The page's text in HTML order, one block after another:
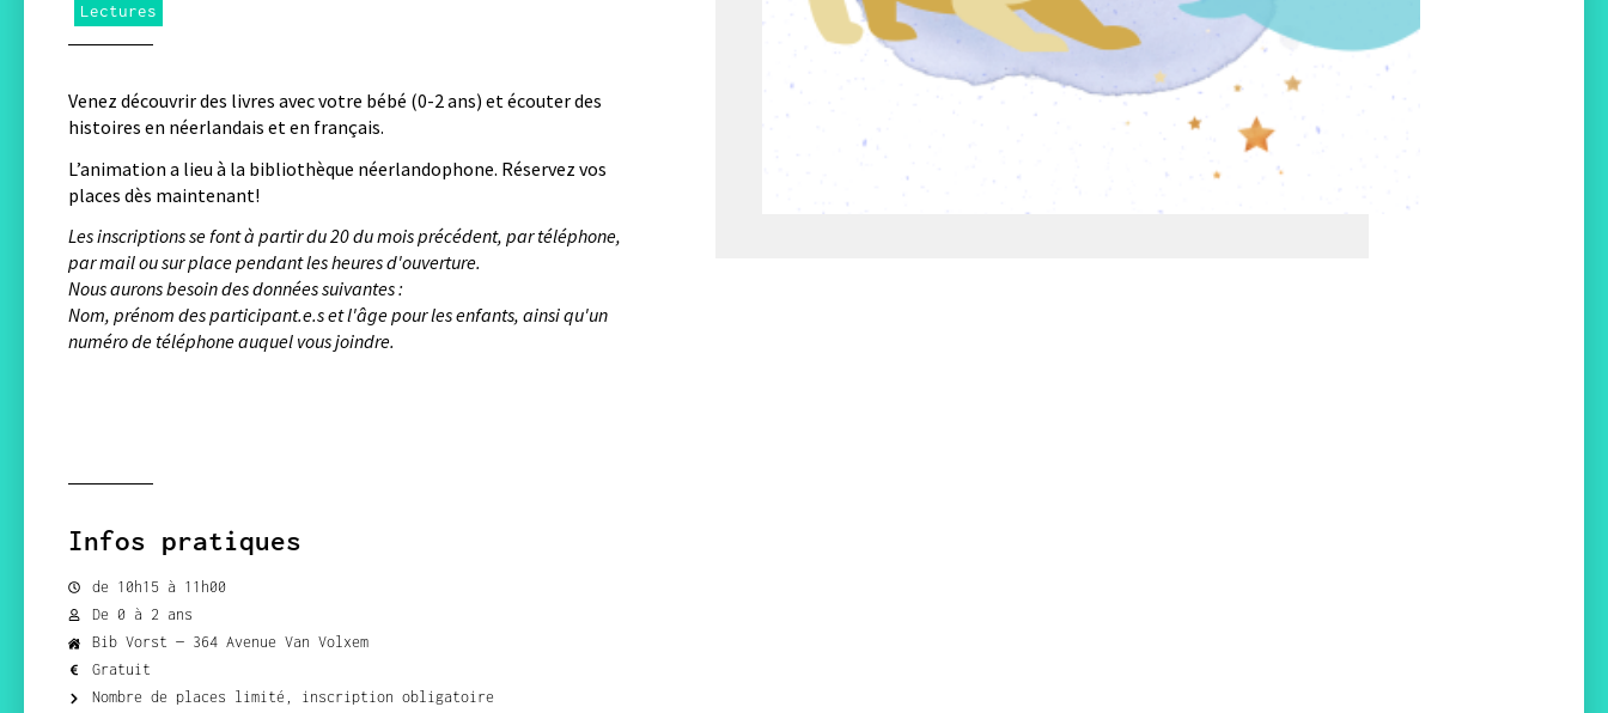
Lectures
Venez découvrir des livres avec votre bébé (0-2 ans) et écouter des
histoires en néerlandais et en français.
L’animation a lieu à la bibliothèque néerlandophone. Réservez vos
places dès maintenant!
Les inscriptions se font à partir du 20 du mois précédent, par téléphone,
par mail ou sur place pendant les heures d'ouverture.
Nous aurons besoin des données suivantes :
Nom, prénom des participant.e.s et l'âge pour les enfants, ainsi qu'un
numéro de téléphone auquel vous joindre.
Infos pratiques
de 10h15 à 11h00
De 0 à 2 ans
Bib Vorst — 364 Avenue Van Volxem
Gratuit
Nombre de places limité, inscription obligatoire